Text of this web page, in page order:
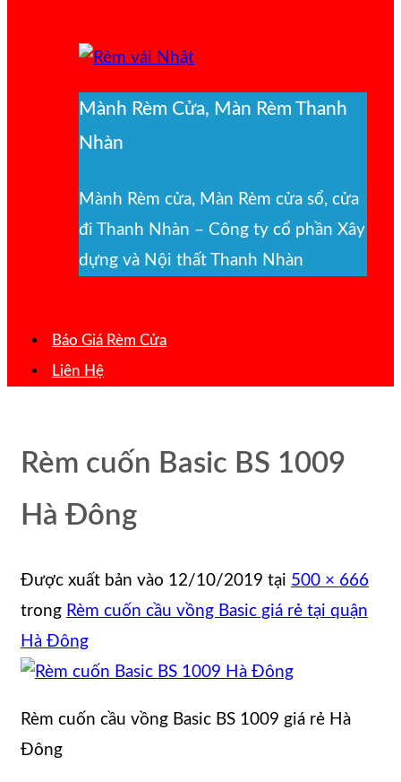
Mành Rèm Cửa, Màn Rèm Thanh
Nhàn
Mành Rèm cửa, Màn Rèm cửa sổ, cửa
đi Thanh Nhàn – Công ty cổ phần Xây
dựng và Nội thất Thanh Nhàn
Báo Giá Rèm Cửa
Liên Hệ
Rèm cuốn Basic BS 1009
Hà Đông
Được xuất bản vào 12/10/2019 tại 500 × 666
trong Rèm cuốn cầu vồng Basic giá rẻ tại quận
Hà Đông
Rèm cuốn cầu vồng Basic BS 1009 giá rẻ Hà
Đông